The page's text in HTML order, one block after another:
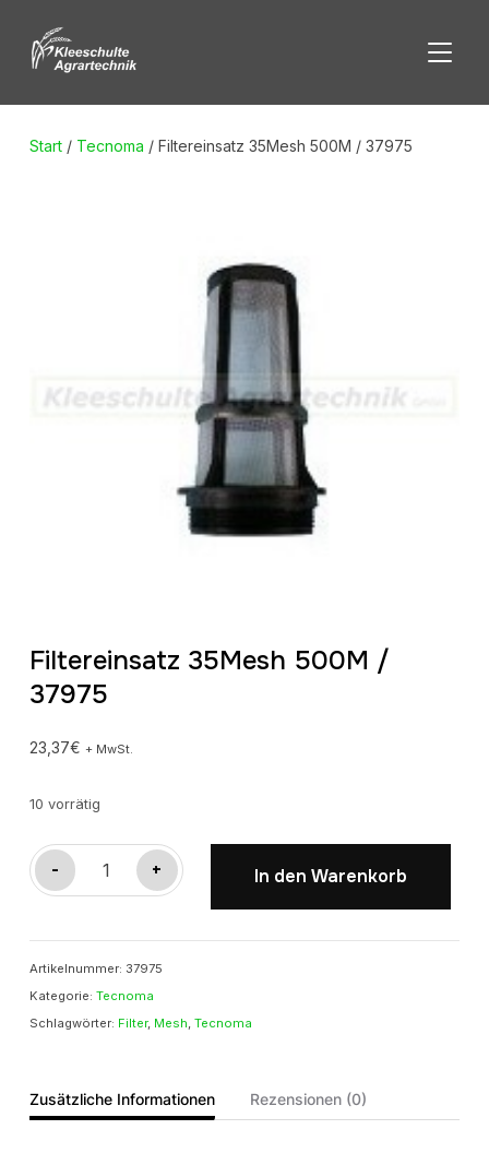
Start/ Tecnoma / Filtereinsatz 35Mesh 500M / 37975
Filtereinsatz 35Mesh 500M /
37975
23,37€ + MwSt.
10 vorrätig
-
Filtereinsatz
35Mesh
/
37975
Menge
+ In den Warenkorb
Artikelnummer: 37975
Kategorie: Tecnoma
Schlagwörter: Filter, Mesh, Tecnoma
Zusätzliche Informationen Rezensionen (0)